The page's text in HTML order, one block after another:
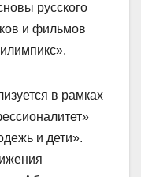
русского
и фильмов
в рамках
и дети».